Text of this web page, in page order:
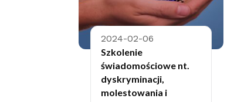
2024-02-06
Szkolenie
świadomościowe nt.
dyskryminacji,
molestowania i